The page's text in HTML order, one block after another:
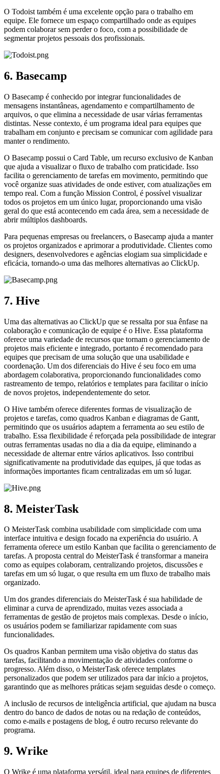
O Todoist também é uma excelente opção para o trabalho em
equipe. Ele fornece um espaço compartilhado onde as equipes
podem colaborar sem perder o foco, com a possibilidade de
segmentar projetos pessoais dos profissionais.
6. Basecamp
O Basecamp é conhecido por integrar funcionalidades de
mensagens instantâneas, agendamento e compartilhamento de
arquivos, o que elimina a necessidade de usar várias ferramentas
distintas. Nesse contexto, é um programa ideal para equipes que
trabalham em conjunto e precisam se comunicar com agilidade para
manter o rendimento.
O Basecamp possui o Card Table, um recurso exclusivo de Kanban
que ajuda a visualizar o fluxo de trabalho com praticidade. Isso
facilita o gerenciamento de tarefas em movimento, permitindo que
você organize suas atividades de onde estiver, com atualizações em
tempo real. Com a função Mission Control, é possível visualizar
todos os projetos em um único lugar, proporcionando uma visão
geral do que está acontecendo em cada área, sem a necessidade de
abrir múltiplos dashboards.
Para pequenas empresas ou freelancers, o Basecamp ajuda a manter
os projetos organizados e aprimorar a produtividade. Clientes como
designers, desenvolvedores e agências elogiam sua simplicidade e
eficácia, tornando-o uma das melhores alternativas ao ClickUp.
7. Hive
Uma das alternativas ao ClickUp que se ressalta por sua ênfase na
colaboração e comunicação de equipe é o Hive. Essa plataforma
oferece uma variedade de recursos que tornam o gerenciamento de
projetos mais eficiente e integrado, portanto é recomendado para
equipes que precisam de uma solução que una usabilidade e
coordenação. Um dos diferenciais do Hive é seu foco em uma
abordagem colaborativa, proporcionando funcionalidades como
rastreamento de tempo, relatórios e templates para facilitar o início
de novos projetos, independentemente do setor.
O Hive também oferece diferentes formas de visualização de
projetos e tarefas, como quadros Kanban e diagramas de Gantt,
permitindo que os usuários adaptem a ferramenta ao seu estilo de
trabalho. Essa flexibilidade é reforçada pela possibilidade de integrar
outras ferramentas usadas no dia a dia da equipe, eliminando a
necessidade de alternar entre vários aplicativos. Isso contribui
significativamente na produtividade das equipes, já que todas as
informações importantes ficam centralizadas em um só lugar.
8. MeisterTask
O MeisterTask combina usabilidade com simplicidade com uma
interface intuitiva e design focado na experiência do usuário. A
ferramenta oferece um estilo Kanban que facilita o gerenciamento de
tarefas. A proposta central do MeisterTask é transformar a maneira
como as equipes colaboram, centralizando projetos, discussões e
tarefas em um só lugar, o que resulta em um fluxo de trabalho mais
organizado.
Um dos grandes diferenciais do MeisterTask é sua habilidade de
eliminar a curva de aprendizado, muitas vezes associada a
ferramentas de gestão de projetos mais complexas. Desde o início,
os usuários podem se familiarizar rapidamente com suas
funcionalidades.
Os quadros Kanban permitem uma visão objetiva do status das
tarefas, facilitando a movimentação de atividades conforme o
progresso. Além disso, o MeisterTask oferece templates
personalizados que podem ser utilizados para dar início a projetos,
garantindo que as melhores práticas sejam seguidas desde o começo.
A inclusão de recursos de inteligência artificial, que ajudam na busca
dentro do banco de dados de notas ou na redação de conteúdos,
como e-mails e postagens de blog, é outro recurso relevante do
programa.
9. Wrike
O Wrike é uma plataforma versátil, ideal para equipes de diferentes